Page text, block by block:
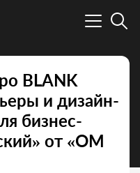
BLANK
и дизайн-
бизнес-
от «ОМ